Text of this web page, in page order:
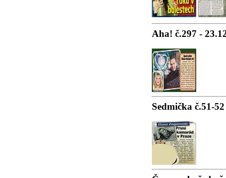
Aha! č.297 -
Sedmička č.51-